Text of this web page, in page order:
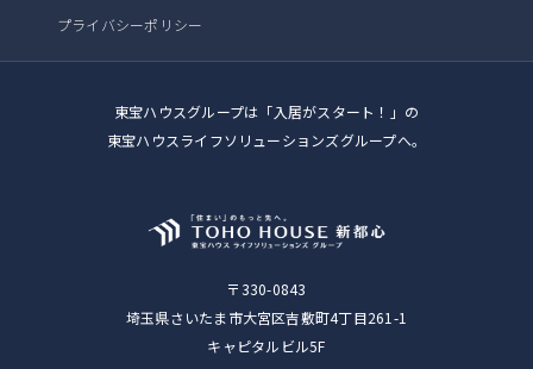
プライバシーポリシー
東宝ハウスグループは「入居がスタート！」の
東宝ハウスライフソリューションズグループへ。
〒330-0843
埼玉県さいたま市大宮区吉敷町4丁目261-1
キャピタルビル5F